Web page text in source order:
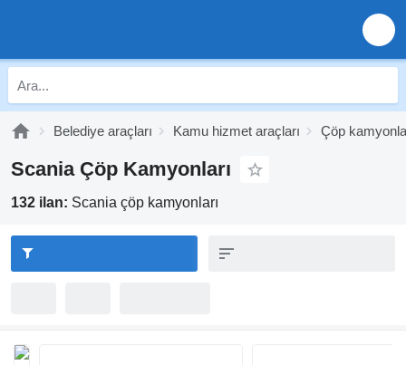
Belediye araçları Kamu hizmet araçları Çöp
Scania Çöp Kamyonları
132 ilan: Scania çöp kamyonları